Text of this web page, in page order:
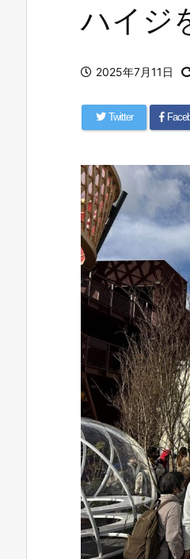
ハイジ
2025年7月11日
Twitter